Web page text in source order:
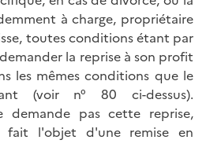
à charge, propriétaire
toutes conditions étant par
la reprise à son profit
les mêmes conditions que le
(voir n° 80 ci-dessus).
demande pas cette reprise,
fait l'objet d'une remise en